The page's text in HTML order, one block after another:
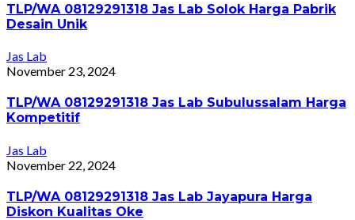
TLP/WA 08129291318 Jas Lab Solok Harga Pabrik
Desain Unik
Jas Lab
November 23, 2024
TLP/WA 08129291318 Jas Lab Subulussalam Harga
Kompetitif
Jas Lab
November 22, 2024
TLP/WA 08129291318 Jas Lab Jayapura Harga
Diskon Kualitas Oke